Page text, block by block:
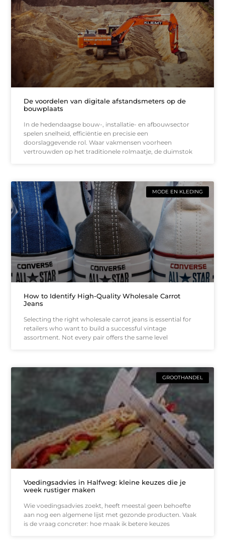
De voordelen van digitale afstandsmeters op de
bouwplaats
In de hedendaagse bouw-, installatie- en afbouwsector
spelen snelheid, efficiëntie en precisie een
doorslaggevende rol. Waar vakmensen voorheen
vertrouwden op het traditionele rolmaatje, de duimstok
MODE EN KLEDING
How to Identify High-Quality Wholesale Carrot
Jeans
Selecting the right wholesale carrot jeans is essential for
retailers who want to build a successful vintage
assortment. Not every pair offers the same level
GROOTHANDEL
Voedingsadvies in Halfweg: kleine keuzes die je
week rustiger maken
Wie voedingsadvies zoekt, heeft meestal geen behoefte
aan nog een algemene lijst met gezonde producten. Vaak
is de vraag concreter: hoe maak ik betere keuzes